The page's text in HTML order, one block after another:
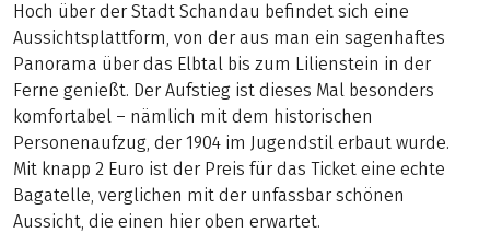
Hoch über der Stadt Schandau befindet sich eine
Aussichtsplattform, von der aus man ein sagenhaftes
Panorama über das Elbtal bis zum Lilienstein in der
Ferne genießt. Der Aufstieg ist dieses Mal besonders
komfortabel – nämlich mit dem historischen
Personenaufzug, der 1904 im Jugendstil erbaut wurde.
Mit knapp 2 Euro ist der Preis für das Ticket eine echte
Bagatelle, verglichen mit der unfassbar schönen
Aussicht, die einen hier oben erwartet.